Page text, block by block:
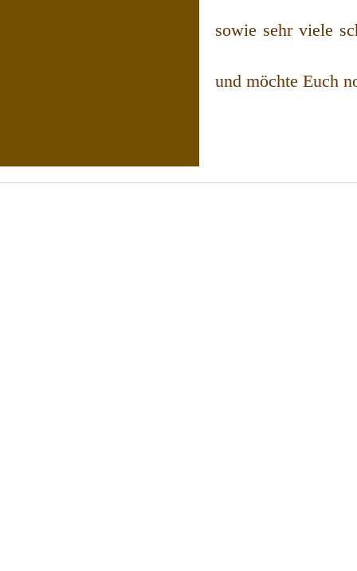
sowie sehr viele
und möchte Euch